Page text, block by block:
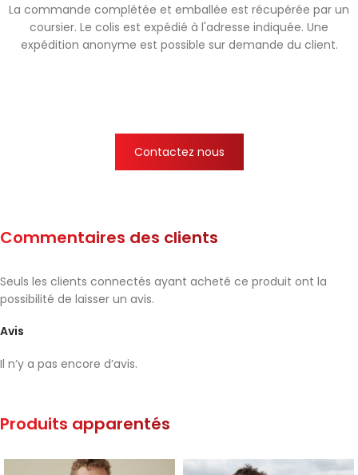
La commande complétée et emballée est récupérée par un
coursier. Le colis est expédié à l'adresse indiquée. Une
expédition anonyme est possible sur demande du client.
Contactez nous
Commentaires des clients
Avis
Il n’y a pas encore d’avis.
Seuls les clients connectés ayant acheté ce produit ont la
possibilité de laisser un avis.
Produits apparentés